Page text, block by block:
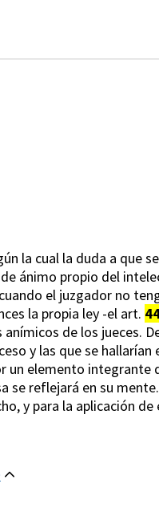
la cual la duda a que
ánimo propio del
el juzgador no
la propia ley -el art.
de los jueces.
y las que se
un elemento
se reflejará en su
y para la aplicación